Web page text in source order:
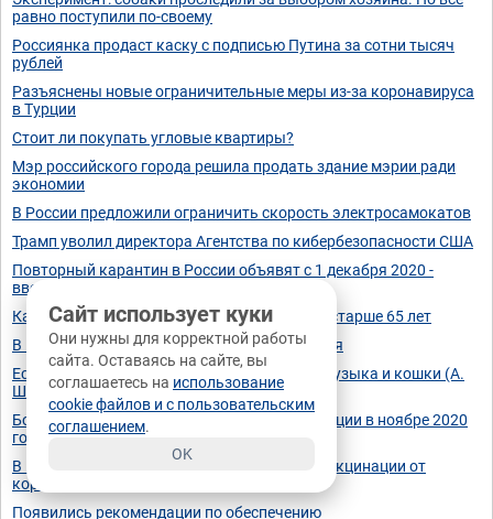
равно поступили по-своему
Россиянка продаст каску с подписью Путина за сотни тысяч
рублей
Разъяснены новые ограничительные меры из-за коронавируса
в Турции
Стоит ли покупать угловые квартиры?
Мэр российского города решила продать здание мэрии ради
экономии
В России предложили ограничить скорость электросамокатов
Трамп уволил директора Агентства по кибербезопасности США
Повторный карантин в России объявят с 1 декабря 2020 -
введут ли режим самоизоляции повторно?
Как оформить больничный лист для людей старше 65 лет
В Госдуму внесен проект об АИС страхования
Есть два спасения от жизненных невзгод - музыка и кошки (А.
Швейцер)
Больничный для лиц старше 65 лет на изоляции в ноябре 2020
года: как получить и продлить
В Москве начинается переход к массовой вакцинации от
коронавируса
Появились рекомендации по обеспечению
Сайт использует куки
Они нужны для корректной работы
сайта. Оставаясь на сайте, вы
соглашаетесь на использование
cookie файлов и с пользовательским
соглашением.
OK